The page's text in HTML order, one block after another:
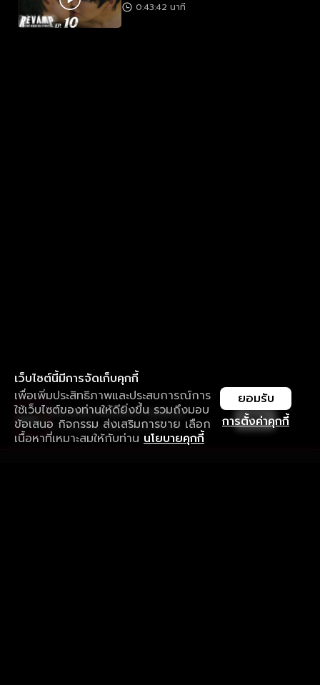
0:43:42 นาที
เว็บไซต์นี้มีการจัดเก็บคุกกี้
เพื่อเพิ่มประสิทธิภาพและประสบการณ์การ
ใช้เว็บไซต์ของท่านให้ดียิ่งขึ้น รวมถึงมอบ
ข้อเสนอ กิจกรรม ส่งเสริมการขาย เลือก
เนื้อหาที่เหมาะสมให้กับท่าน นโยบายคุกกี้
การตั้งค่าคุกกี้
ยอมรับ
ใช้งานแอป ลื่นไหลกว่า ไม่มีสะดุด
ดาวน์โหลดแอปเพื่อการรับชมที่ดีกว่า เปิด